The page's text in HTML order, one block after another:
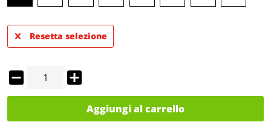
Resetta selezione
Aggiungi al carrello